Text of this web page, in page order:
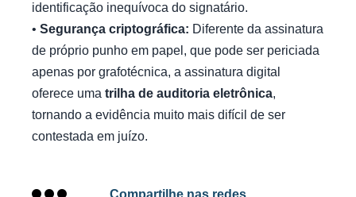
identificação inequívoca do signatário.
• Segurança criptográfica: Diferente da assinatura
de próprio punho em papel, que pode ser periciada
apenas por grafotécnica, a assinatura digital
oferece uma trilha de auditoria eletrônica,
tornando a evidência muito mais difícil de ser
contestada em juízo.
Compartilhe nas redes